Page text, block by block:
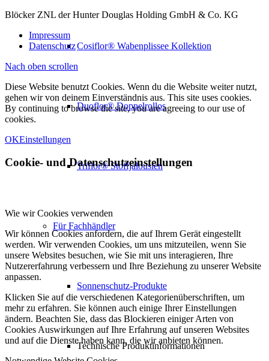
Cosiflor® Wabenplissee Kollektion
Duoflor® Doppelrollos
Triflor® Stoffjalousien
Für Fachhändler
Sonnenschutz-Produkte
Technische Produktinformationen
Blöcker ZNL der Hunter Douglas Holding GmbH & Co. KG
Impressum
Datenschutz
Nach oben scrollen
Diese Website benutzt Cookies. Wenn du die Website weiter nutzt,
gehen wir von deinem Einverständnis aus. This site uses cookies.
By continuing to browse the site, you are agreeing to our use of
cookies.
OKEinstellungen
Cookie- und Datenschutzeinstellungen
Wie wir Cookies verwenden
Wir können Cookies anfordern, die auf Ihrem Gerät eingestellt
werden. Wir verwenden Cookies, um uns mitzuteilen, wenn Sie
unsere Websites besuchen, wie Sie mit uns interagieren, Ihre
Nutzererfahrung verbessern und Ihre Beziehung zu unserer Website
anpassen.
Klicken Sie auf die verschiedenen Kategorienüberschriften, um
mehr zu erfahren. Sie können auch einige Ihrer Einstellungen
ändern. Beachten Sie, dass das Blockieren einiger Arten von
Cookies Auswirkungen auf Ihre Erfahrung auf unseren Websites
und auf die Dienste haben kann, die wir anbieten können.